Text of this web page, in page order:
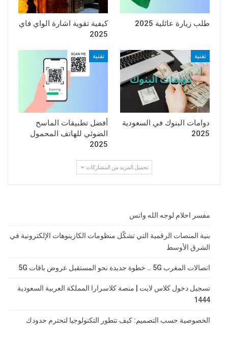
طلب زيارة عائلية 2025
كيفية تقوية اشارة الواي فاي
2025
تقنية
دوامات البنوك في السعودية
2025
تقنية
أفضل تطبيقات الماسح
الضوئي للهاتف المحمول
2025
تحميل المزيد من المشاركات
مفسر احلام لوجه الله واتس
بنية المنصات الرقمية التي تشكّل منظومات الكازينوهات الإلكترونية في
الشرق الأوسط
اتصالات المغرب 5G .. خطوة جديدة نحو المستقبل عروض باقات 5G
تسجيل دخول كلاس لايت | منصة كلاسرارا المملكة العربية السعودية
1444
الخصوصية حسب التصميم: كيف تتطور التكنولوجيا لتحترم حدودك